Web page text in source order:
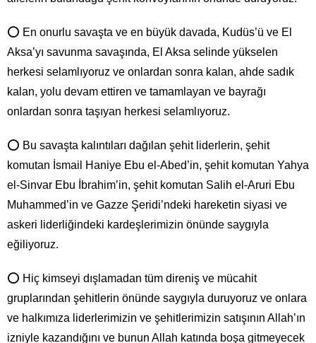
⭕ En onurlu savaşta ve en büyük davada, Kudüs’ü ve El
Aksa’yı savunma savaşında, El Aksa selinde yükselen
herkesi selamlıyoruz ve onlardan sonra kalan, ahde sadık
kalan, yolu devam ettiren ve tamamlayan ve bayrağı
onlardan sonra taşıyan herkesi selamlıyoruz.
⭕ Bu savaşta kalıntıları dağılan şehit liderlerin, şehit
komutan İsmail Haniye Ebu el-Abed’in, şehit komutan Yahya
el-Sinvar Ebu İbrahim’in, şehit komutan Salih el-Aruri Ebu
Muhammed’in ve Gazze Şeridi’ndeki hareketin siyasi ve
askeri liderliğindeki kardeşlerimizin önünde saygıyla
eğiliyoruz.
⭕ Hiç kimseyi dışlamadan tüm direniş ve mücahit
gruplarından şehitlerin önünde saygıyla duruyoruz ve onlara
ve halkımıza liderlerimizin ve şehitlerimizin satışının Allah’ın
izniyle kazandığını ve bunun Allah katında boşa gitmeyecek